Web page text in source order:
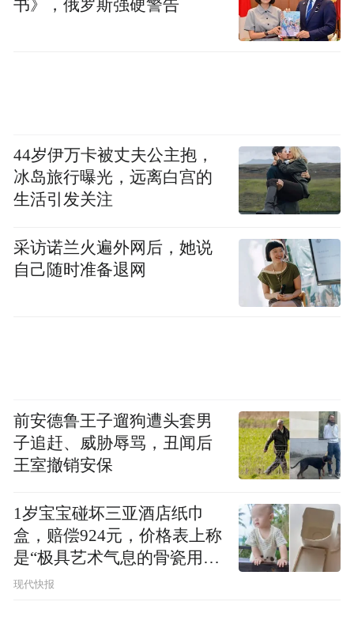
BCA Research首席美国国债策略师Ryan Swift
因素将是第二轮效应。“如果我们开始看到更
快的工资增长和通胀预期上升，那么就肯定
需要加息，”Swift表示。
在过去五年间，30年期国债收益率已多次逾
越5%大关。2023年10月，美联储为抑制上一
轮通胀飙升而累计加息逾5个百分点后，该收
“特别声明：以上作品内容(包括在内的视频、图片或音
频)为凤凰网旗下自媒体平台“大风号”用户上传并发
布，本平台仅提供信息存储空间服务。
Notice: The content above (including the videos,
pictures and audios if any) is uploaded and posted
by the user of Dafeng Hao, which is a social media
platform and merely provides information storage
space services.”
书》，俄罗斯强硬警告
44岁伊万卡被丈夫公主抱，
冰岛旅行曝光，远离白宫的
生活引发关注
采访诺兰火遍外网后，她说
自己随时准备退网
前安德鲁王子遛狗遭头套男
子追赶、威胁辱骂，丑闻后
王室撤销安保
1岁宝宝碰坏三亚酒店纸巾
盒，赔偿924元，价格表上称
是“极具艺术气息的骨瓷用
品”
现代快报